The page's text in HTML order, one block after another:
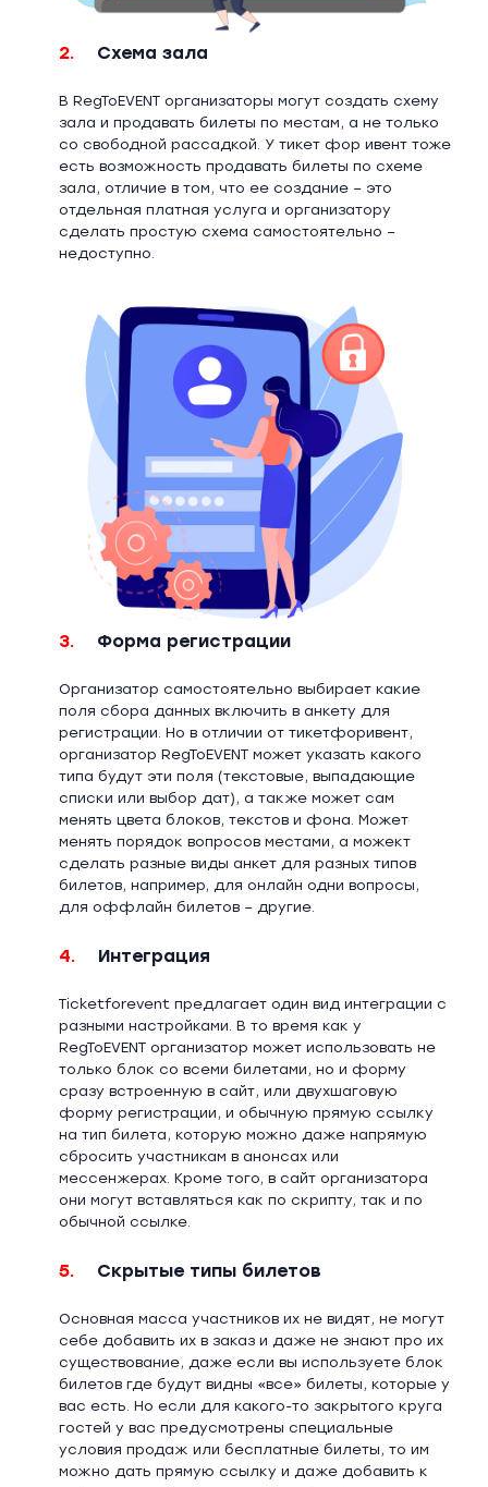
2. Схема зала
В RegToEVENT организаторы могут создать схему
зала и продавать билеты по местам, а не только
со свободной рассадкой. У тикет фор ивент тоже
есть возможность продавать билеты по схеме
зала, отличие в том, что ее создание – это
отдельная платная услуга и организатору
сделать простую схема самостоятельно –
недоступно.
3. Форма регистрации
Организатор самостоятельно выбирает какие
поля сбора данных включить в анкету для
регистрации. Но в отличии от тикетфоривент,
организатор RegToEVENT может указать какого
типа будут эти поля (текстовые, выпадающие
списки или выбор дат), а также может сам
менять цвета блоков, текстов и фона. Может
менять порядок вопросов местами, а можект
сделать разные виды анкет для разных типов
билетов, например, для онлайн одни вопросы,
для оффлайн билетов – другие.
4. Интеграция
Ticketforevent предлагает один вид интеграции с
разными настройками. В то время как у
RegToEVENT организатор может использовать не
только блок со всеми билетами, но и форму
сразу встроенную в сайт, или двухшаговую
форму регистрации, и обычную прямую ссылку
на тип билета, которую можно даже напрямую
сбросить участникам в анонсах или
мессенжерах. Кроме того, в сайт организатора
они могут вставляться как по скрипту, так и по
обычной ссылке.
5. Скрытые типы билетов
Основная масса участников их не видят, не могут
себе добавить их в заказ и даже не знают про их
существование, даже если вы используете блок
билетов где будут видны «все» билеты, которые у
вас есть. Но если для какого-то закрытого круга
гостей у вас предусмотрены специальные
условия продаж или бесплатные билеты, то им
можно дать прямую ссылку и даже добавить к